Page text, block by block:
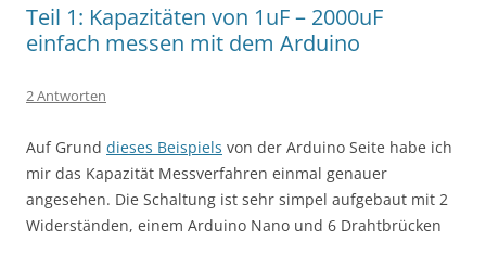
Teil 1: Kapazitäten von 1uF – 2000uF
einfach messen mit dem Arduino
2 Antworten
Auf Grund dieses Beispiels von der Arduino Seite habe ich
mir das Kapazität Messverfahren einmal genauer
angesehen. Die Schaltung ist sehr simpel aufgebaut mit 2
Widerständen, einem Arduino Nano und 6 Drahtbrücken